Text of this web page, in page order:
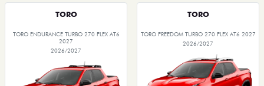
TORO
TORO ENDURANCE TURBO 270 FLEX AT6
2027
2026/2027
TORO
TORO FREEDOM TURBO 270 FLEX AT6 2027
2026/2027